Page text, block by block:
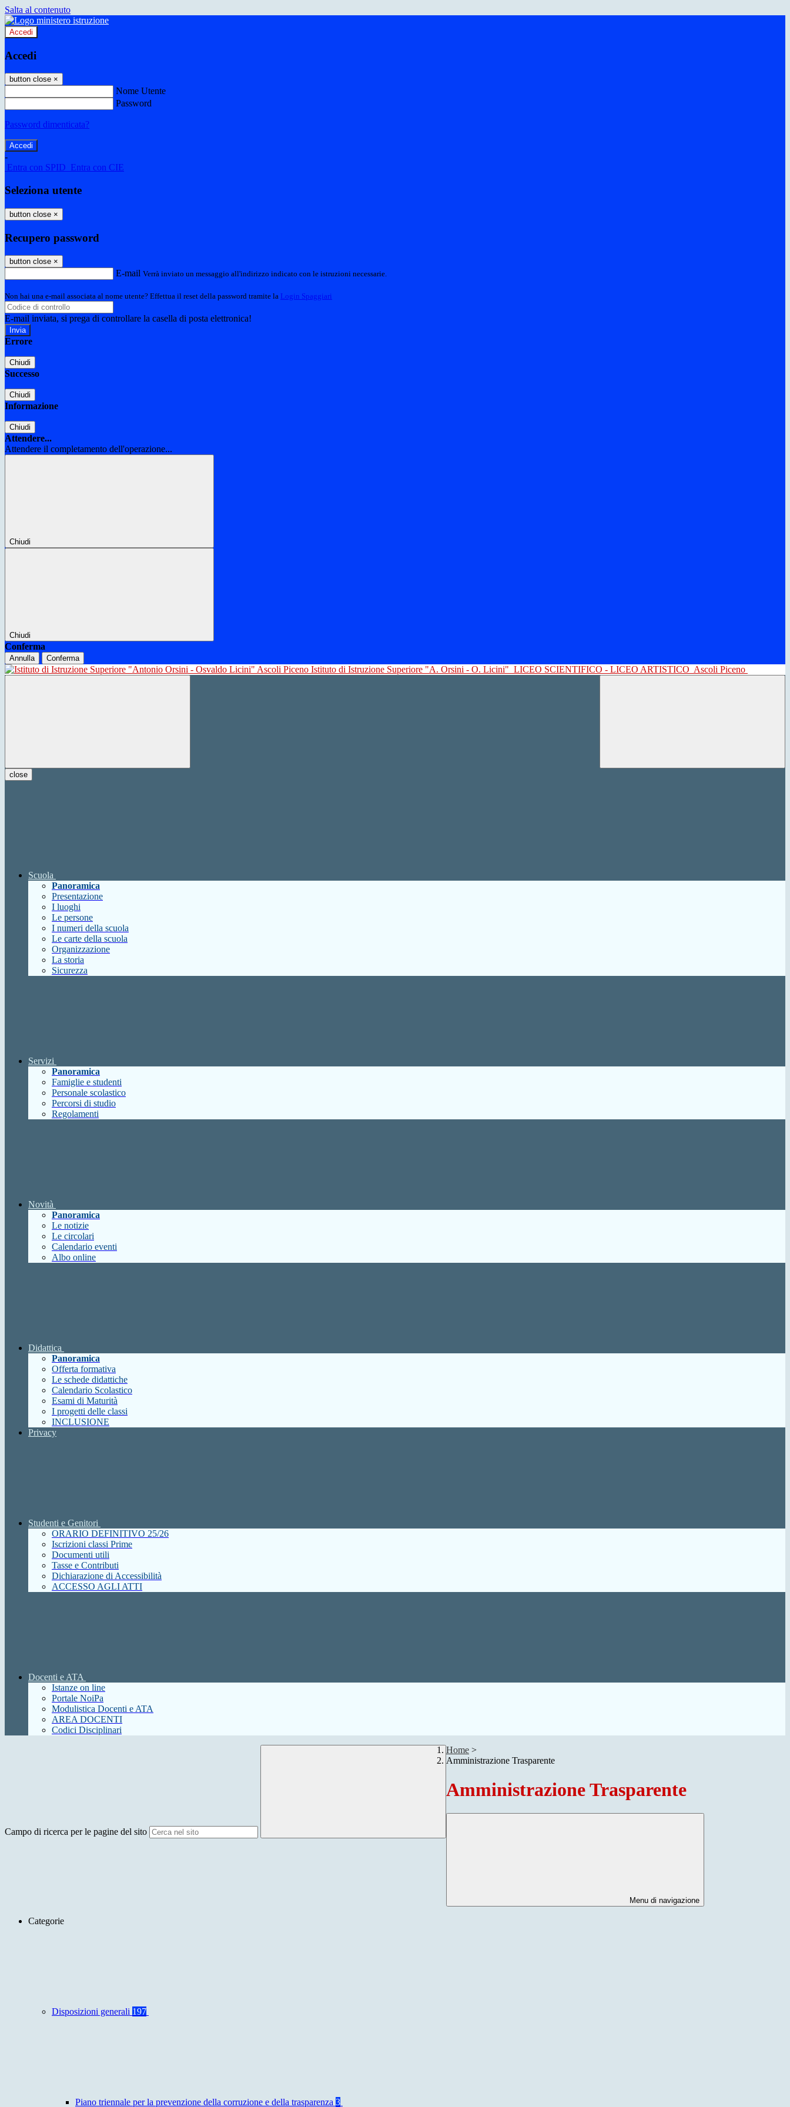
Salta al contenuto
Accedi
Accedi
button close ×
Nome Utente
Password
Password dimenticata?
-
Entra con SPID Entra con CIE
Seleziona utente
button close ×
Recupero password
button close ×
E-mail Verrà inviato un messaggio all'indirizzo indicato con le istruzioni necessarie.
Non hai una e-mail associata al nome utente? Effettua il reset della password tramite la Login Spaggiari
E-mail inviata, si prega di controllare la casella di posta elettronica!
Errore
Chiudi
Successo
Chiudi
Informazione
Chiudi
Attendere...
Attendere il completamento dell'operazione...
Chiudi
Chiudi
Conferma
Annulla Conferma
Istituto di Istruzione Superiore "A. Orsini - O. Licini" LICEO SCIENTIFICO - LICEO ARTISTICO Ascoli Piceno
close
Scuola
Panoramica
Presentazione
I luoghi
Le persone
I numeri della scuola
Le carte della scuola
Organizzazione
La storia
Sicurezza
Servizi
Panoramica
Famiglie e studenti
Personale scolastico
Percorsi di studio
Regolamenti
Novità
Panoramica
Le notizie
Le circolari
Calendario eventi
Albo online
Didattica
Panoramica
Offerta formativa
Le schede didattiche
Calendario Scolastico
Esami di Maturità
I progetti delle classi
INCLUSIONE
Privacy
Studenti e Genitori
ORARIO DEFINITIVO 25/26
Iscrizioni classi Prime
Documenti utili
Tasse e Contributi
Dichiarazione di Accessibilità
ACCESSO AGLI ATTI
Docenti e ATA
Istanze on line
Portale NoiPa
Modulistica Docenti e ATA
AREA DOCENTI
Codici Disciplinari
Campo di ricerca per le pagine del sito
Home >
Amministrazione Trasparente
Amministrazione Trasparente
Menu di navigazione
Categorie
Disposizioni generali 197
Piano triennale per la prevenzione della corruzione e della trasparenza 3